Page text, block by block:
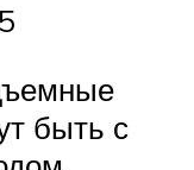
быть с